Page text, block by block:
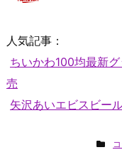
人気記事：
ちいかわ100均最新
売
矢沢あいエビスビー